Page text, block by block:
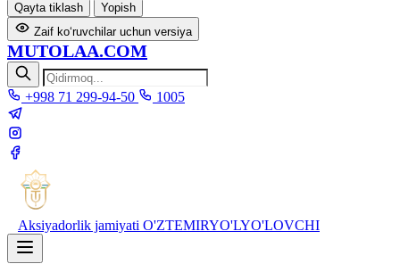
Qayta tiklash
Yopish
Zaif ko‘ruvchilar uchun versiya
MUTOLAA.COM
+998 71 299-94-50 1005
Aksiyadorlik jamiyati O'ZTEMIRYO'LYO'LOVCHI